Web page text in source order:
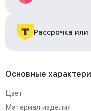
Рассрочка или
Основные
Цвет
Материал изделия